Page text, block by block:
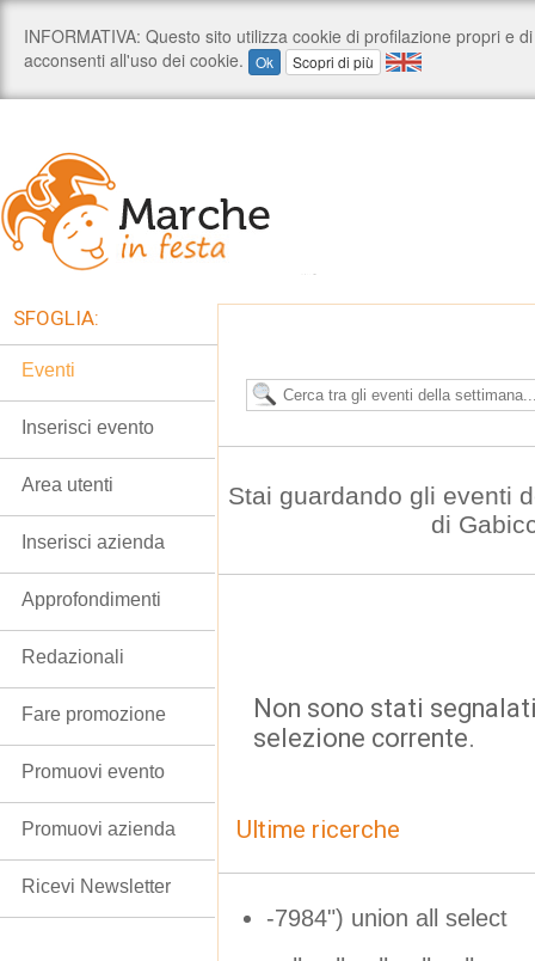
Stai guardando gli eventi
di
Non sono stati
selezione corrente.
Ultime ricerche
-7984") union all select
SFOGLIA:
Eventi
Inserisci evento
Area utenti
Inserisci azienda
Approfondimenti
Redazionali
Fare promozione
Promuovi evento
Promuovi azienda
Ricevi Newsletter